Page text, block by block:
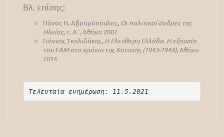
Βλ. επίσης:
Πάνος Ν. Αβραμόπουλος, Οι πολιτικοί άνδρες της
Ηλείας, τ. Α΄, Αθήνα 2007
Γιάννης Σκαλιδάκης, Η Ελεύθερη Ελλάδα. Η εξουσία
του ΕΑΜ στα χρόνια της Κατοχής (1943-1944), Αθήνα
2014
Τελευταία ενημέρωση: 11.5.2021